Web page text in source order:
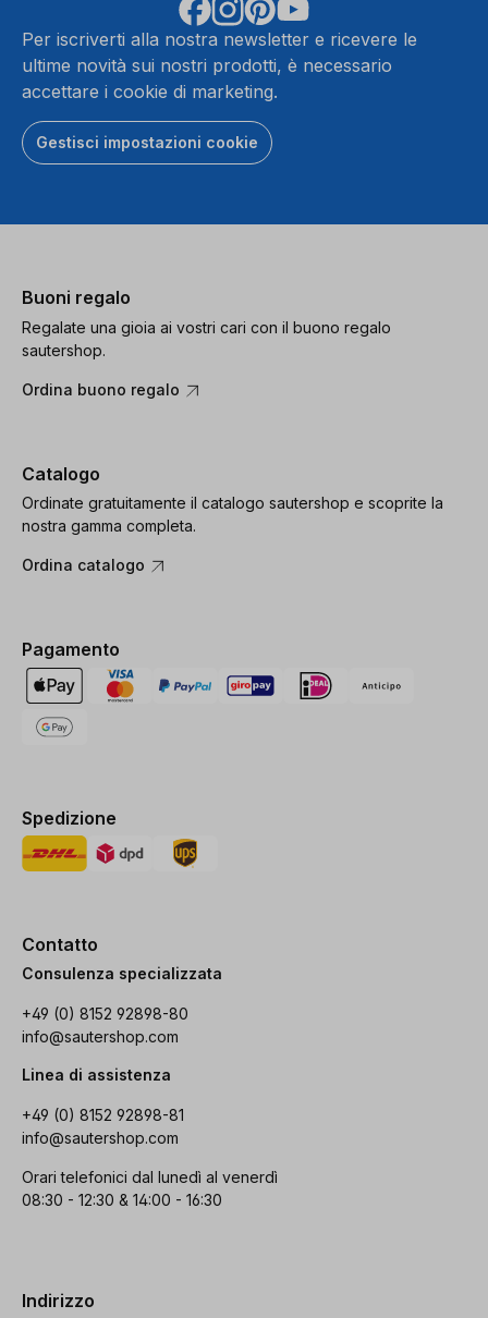
Per iscriverti alla nostra newsletter e ricevere le
ultime novità sui nostri prodotti, è necessario
accettare i cookie di marketing.
Gestisci impostazioni cookie
Buoni regalo
Regalate una gioia ai vostri cari con il buono regalo
sautershop.
Ordina buono regalo
Catalogo
Ordinate gratuitamente il catalogo sautershop e scoprite la
nostra gamma completa.
Ordina catalogo
Pagamento
Spedizione
Contatto
Consulenza specializzata
+49 (0) 8152 92898-80
info@sautershop.com
Linea di assistenza
+49 (0) 8152 92898-81
info@sautershop.com
Orari telefonici dal lunedì al venerdì
08:30 - 12:30 & 14:00 - 16:30
Indirizzo